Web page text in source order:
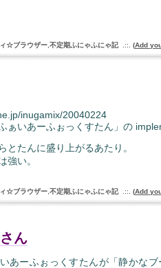
☆ブラウザー 不定期ふにゃふにゃ記.::. (Add
inugamix/20040224
ぁいあーふぉっくすたん」の
とたんに盛り上がるあたり。
強い。
☆ブラウザー 不定期ふにゃふにゃ記.::. (Add
ん
あーふぉっくすたんが「静かな